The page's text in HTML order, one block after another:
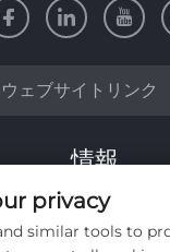
ウェブサイトリンク
情報
ーを受け取るには
さい
privacy
similar tools to